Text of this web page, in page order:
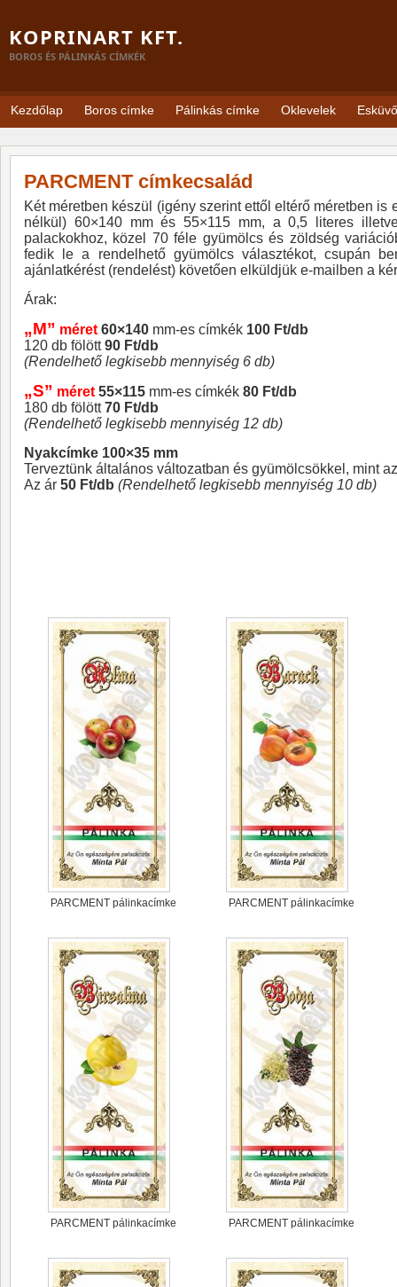
KOPRINART KFT.
BOROS ÉS PÁLINKÁS CÍMKÉK
Kezdőlap Boros címke Pálinkás címke Oklevelek Esküvő
PARCMENT címkecsalád
Két méretben készül (igény szerint ettől eltérő méretben is
nélkül) 60×140 mm és 55×115 mm, a 0,5 literes
palackokhoz, közel 70 féle gyümölcs és zöldség
fedik le a rendelhető gyümölcs választékot, csupán
ajánlatkérést (rendelést) követően elküldjük e-mailben a
Árak:
„M” méret 60×140 mm-es címkék 100 Ft/db
120 db fölött90 Ft/db
(Rendelhető legkisebb mennyiség 6 db)
„S” méret 55×115 mm-es címkék 80 Ft/db
180 db fölött70 Ft/db
(Rendelhető legkisebb mennyiség 12 db)
Nyakcímke 100×35 mm
Terveztünk általános változatban és gyümölcsökkel, mint
Az ár 50 Ft/db (Rendelhető legkisebb mennyiség 10 db)
PARCMENT pálinkacímke PARCMENT pálinkacímke
PARCMENT pálinkacímke PARCMENT pálinkacímke